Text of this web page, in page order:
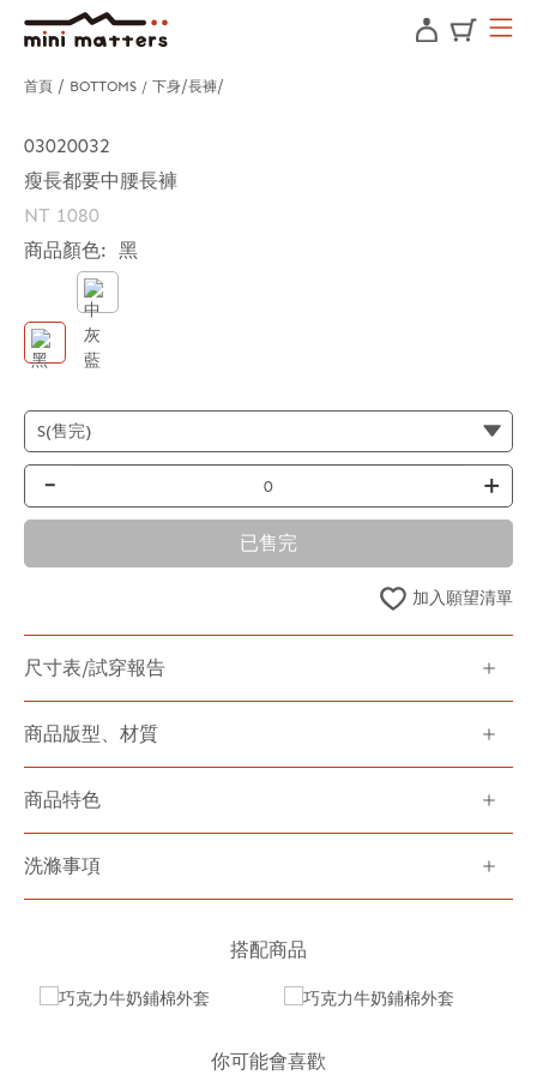
首頁 BOTTOMS / 下身 長褲
03020032
瘦長都要中腰長褲
NT 1080
商品顏色: 黑
- +
已售完
加入願望清單
尺寸表/試穿報告
商品版型、材質
商品特色
洗滌事項
搭配商品
你可能會喜歡